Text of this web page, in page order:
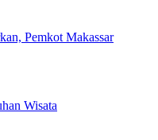
Pemkot Makassar
Wisata